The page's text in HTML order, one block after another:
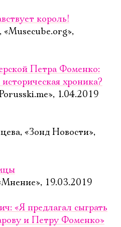
король!
«Musecube.org»,
Петра Фоменко:
хроника?
1.04.2019
«Зонд Новости»,
19.03.2019
«Я предлагал сыграть
и Петру Фоменко»